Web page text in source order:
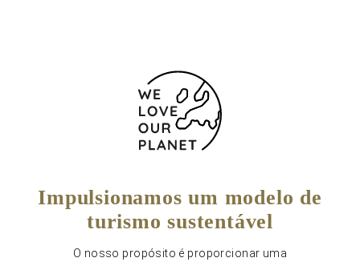
Impulsionamos um modelo de
turismo sustentável
O nosso propósito é proporcionar uma